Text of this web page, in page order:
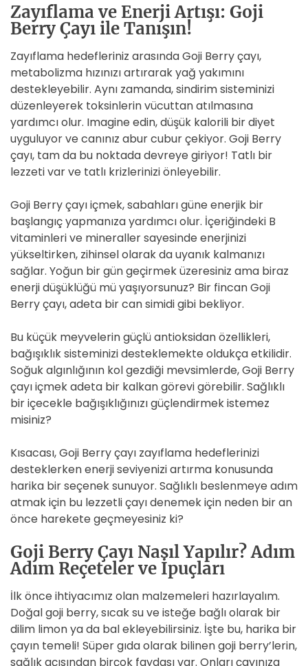
Zayıflama ve Enerji Artışı: Goji
Berry Çayı ile Tanışın!
Zayıflama hedefleriniz arasında Goji Berry çayı,
metabolizma hızınızı artırarak yağ yakımını
destekleyebilir. Aynı zamanda, sindirim sisteminizi
düzenleyerek toksinlerin vücuttan atılmasına
yardımcı olur. Imagine edin, düşük kalorili bir diyet
uyguluyor ve canınız abur cubur çekiyor. Goji Berry
çayı, tam da bu noktada devreye giriyor! Tatlı bir
lezzeti var ve tatlı krizlerinizi önleyebilir.
Goji Berry çayı içmek, sabahları güne enerjik bir
başlangıç yapmanıza yardımcı olur. İçeriğindeki B
vitaminleri ve mineraller sayesinde enerjinizi
yükseltirken, zihinsel olarak da uyanık kalmanızı
sağlar. Yoğun bir gün geçirmek üzeresiniz ama biraz
enerji düşüklüğü mü yaşıyorsunuz? Bir fincan Goji
Berry çayı, adeta bir can simidi gibi bekliyor.
Bu küçük meyvelerin güçlü antioksidan özellikleri,
bağışıklık sisteminizi desteklemekte oldukça etkilidir.
Soğuk algınlığının kol gezdiği mevsimlerde, Goji Berry
çayı içmek adeta bir kalkan görevi görebilir. Sağlıklı
bir içecekle bağışıklığınızı güçlendirmek istemez
misiniz?
Kısacası, Goji Berry çayı zayıflama hedeflerinizi
desteklerken enerji seviyenizi artırma konusunda
harika bir seçenek sunuyor. Sağlıklı beslenmeye adım
atmak için bu lezzetli çayı denemek için neden bir an
önce harekete geçmeyesiniz ki?
Goji Berry Çayı Nasıl Yapılır? Adım
Adım Reçeteler ve İpuçları
İlk önce ihtiyacımız olan malzemeleri hazırlayalım.
Doğal goji berry, sıcak su ve isteğe bağlı olarak bir
dilim limon ya da bal ekleyebilirsiniz. İşte bu, harika bir
çayın temeli! Süper gıda olarak bilinen goji berry’lerin,
sağlık açısından birçok faydası var. Onları çayınıza